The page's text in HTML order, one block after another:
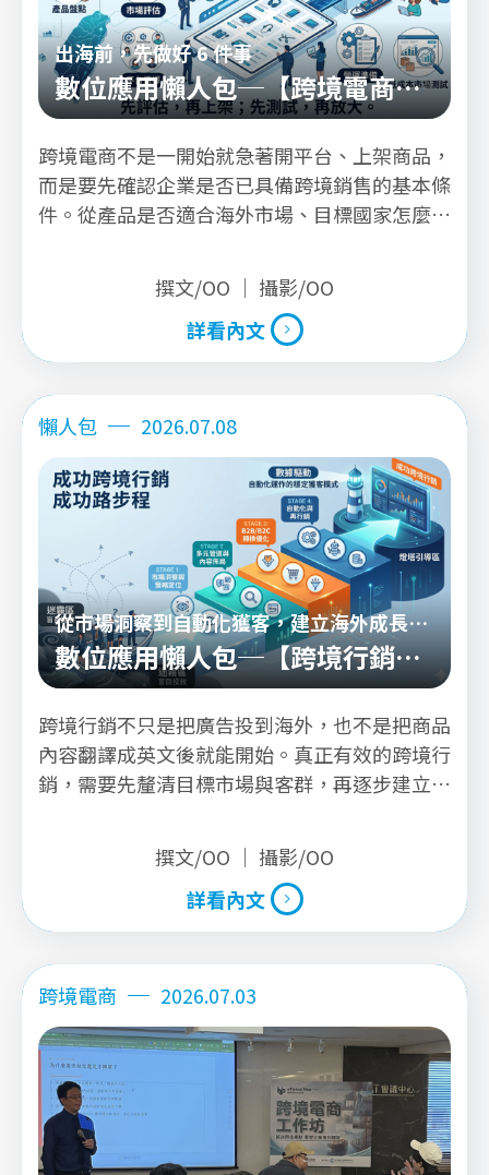
出海前，先做好 6 件事
數位應用懶人包─【跨境電商啟
動篇】
跨境電商不是一開始就急著開平台、上架商品，
而是要先確認企業是否已具備跨境銷售的基本條
件。從產品是否適合海外市場、目標國家怎麼
試方式，每一步都會影響後續投入成本與營運成
效。 本篇懶人包整理企業啟動跨境電商前應先
完成的 6 件事，協助企業用更清楚的方式評估自
身準備程度，降低一開始投入錯方向的風險。
撰文/OO ｜ 攝影/OO
詳看內文
懶人包
2026.07.08
從市場洞察到自動化獲客，建立海外成長流
程
數位應用懶人包─【跨境行銷
篇】
跨境行銷不只是把廣告投到海外，也不是把商品
內容翻譯成英文後就能開始。真正有效的跨境行
銷，需要先釐清目標市場與客群，再逐步建立曝
在拓展海外市場時，常會遇到幾個問題：不知道
該先做哪個國家、海外客戶搜尋行為不清楚、廣
告有曝光但詢問品質不穩，或是潛在客戶留下資
料後，後續追蹤與再行銷流程沒有建立起來。
本篇懶人包將跨境行銷整理為四個階段，協助企
業從「看不清方向」逐步走向「數據驅動、自動
撰文/OO ｜ 攝影/OO
詳看內文
跨境電商
2026.07.03